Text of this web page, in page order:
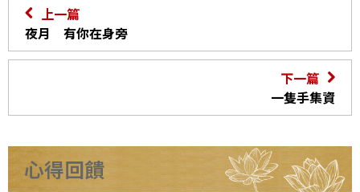
上一篇
夜月 有你在身旁
下一篇
一隻手集資
心得回饋